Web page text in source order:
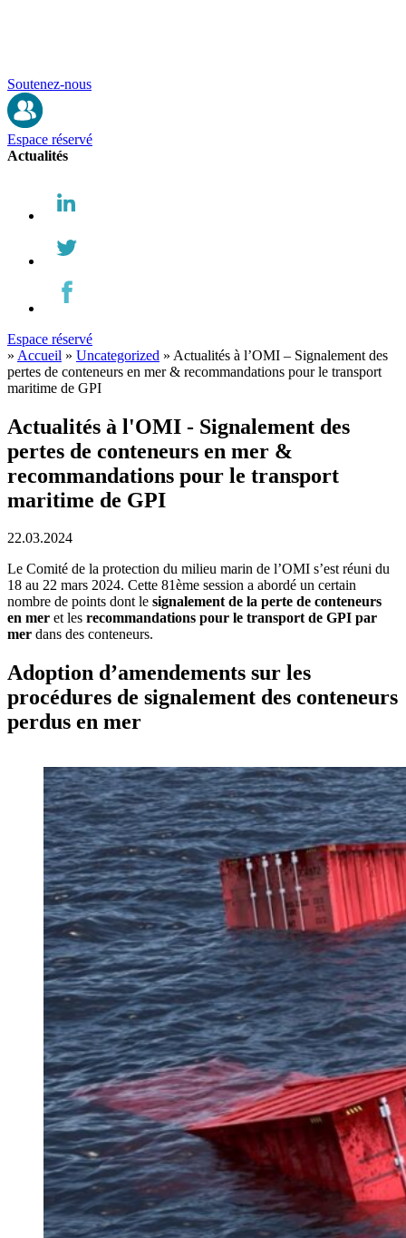
Soutenez-nous
Espace réservé
Actualités
Espace réservé
» Accueil » Uncategorized » Actualités à l’OMI – Signalement des
pertes de conteneurs en mer & recommandations pour le transport
maritime de GPI
Actualités à l'OMI - Signalement des
pertes de conteneurs en mer &
recommandations pour le transport
maritime de GPI
22.03.2024
Le Comité de la protection du milieu marin de l’OMI s’est réuni du
18 au 22 mars 2024. Cette 81ème session a abordé un certain
nombre de points dont le signalement de la perte de conteneurs
en mer et les recommandations pour le transport de GPI par
mer dans des conteneurs.
Adoption d’amendements sur les
procédures de signalement des conteneurs
perdus en mer